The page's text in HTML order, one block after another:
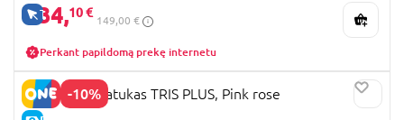
TIK INTERNETU
134,10 €
149,00 €
Perkant papildomą prekę internetu
-10%
LIONELO triratukas TRIS PLUS, Pink rose